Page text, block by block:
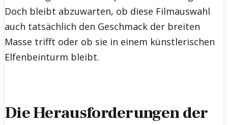
Doch bleibt abzuwarten, ob diese Filmauswahl
auch tatsächlich den Geschmack der breiten
Masse trifft oder ob sie in einem künstlerischen
Elfenbeinturm bleibt.
Die Herausforderungen der